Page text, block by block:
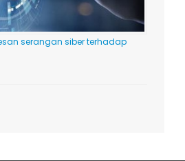
serangan siber terhadap